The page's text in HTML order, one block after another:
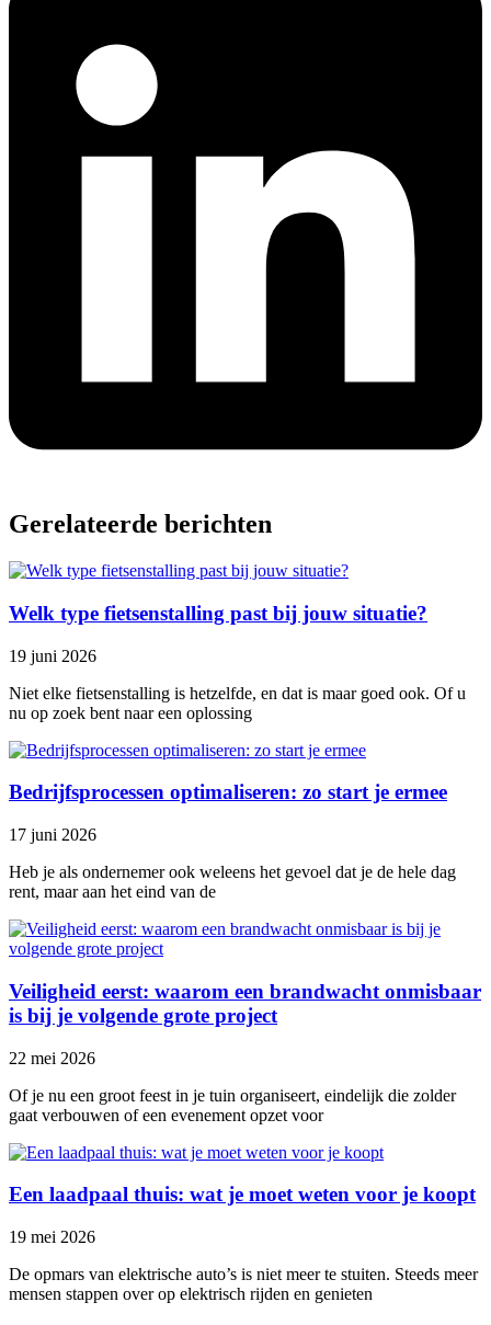
Gerelateerde berichten
Welk type fietsenstalling past bij jouw situatie?
19 juni 2026
Niet elke fietsenstalling is hetzelfde, en dat is maar goed ook. Of u
nu op zoek bent naar een oplossing
Bedrijfsprocessen optimaliseren: zo start je ermee
17 juni 2026
Heb je als ondernemer ook weleens het gevoel dat je de hele dag
rent, maar aan het eind van de
Veiligheid eerst: waarom een brandwacht onmisbaar
is bij je volgende grote project
22 mei 2026
Of je nu een groot feest in je tuin organiseert, eindelijk die zolder
gaat verbouwen of een evenement opzet voor
Een laadpaal thuis: wat je moet weten voor je koopt
19 mei 2026
De opmars van elektrische auto’s is niet meer te stuiten. Steeds meer
mensen stappen over op elektrisch rijden en genieten